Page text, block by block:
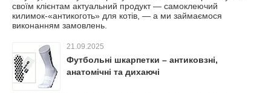
своїм клієнтам актуальний продукт — самоклеючий
килимок-«антикоготь» для котів, — а ми займаємося
виконанням замовлень.
21.09.2025
Футбольні шкарпетки – антиковзні,
анатомічні та дихаючі